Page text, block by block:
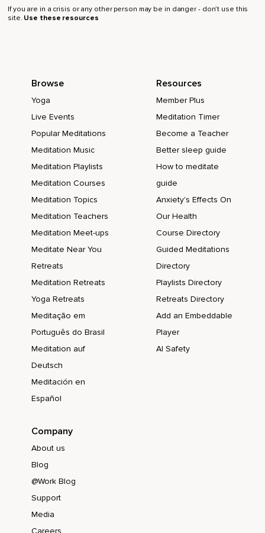
If you are in a crisis or any other person may be in danger - don’t use this
site. Use these resources
Browse
Yoga
Live Events
Popular Meditations
Meditation Music
Meditation Playlists
Meditation Courses
Meditation Topics
Meditation Teachers
Meditation Meet-ups
Meditate Near You
Retreats
Meditation Retreats
Yoga Retreats
Meditação em
Português do Brasil
Meditation auf
Deutsch
Meditación en
Español
Resources
Member Plus
Meditation Timer
Become a Teacher
Better sleep guide
How to meditate
guide
Anxiety's Effects On
Our Health
Course Directory
Guided Meditations
Directory
Playlists Directory
Retreats Directory
Add an Embeddable
Player
AI Safety
Company
About us
Blog
@Work Blog
Support
Media
Careers